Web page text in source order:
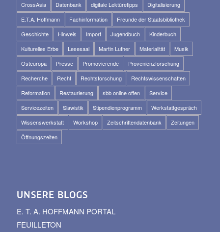
CrossAsia
Datenbank digitale Lektüretipps
Digitalisierung
E.T.A. Hoffmann
Fachinformation
Freunde der Staatsbibliothek
Geschichte
Hinweis Import Jugendbuch
Kinderbuch
Kulturelles Erbe
Lesesaal Martin Luther Materialität
Musik
Osteuropa
Presse Promovierende
Provenienzforschung
Recherche
Recht Rechtsforschung
Rechtswissenschaften
Reformation
Restaurierung sbb online offen
Service
Servicezeiten
Slawistik Stipendienprogramm
Werkstattgespräch
Wissenswerkstatt
Workshop Zeitschriftendatenbank
Zeitungen
Öffnungszeiten
UNSERE BLOGS
E. T. A. HOFFMANN PORTAL
FEUILLETON